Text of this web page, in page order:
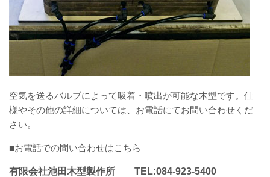
空気を送るバルブによって吸着・噴出が可能な木型です。仕
様やその他の詳細については、お電話にてお問い合わせくだ
さい。
■お電話での問い合わせはこちら
有限会社池田木型製作所 TEL:084-923-5400